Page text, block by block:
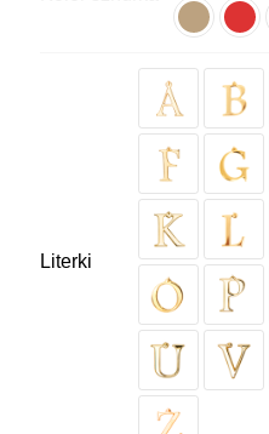
Literki